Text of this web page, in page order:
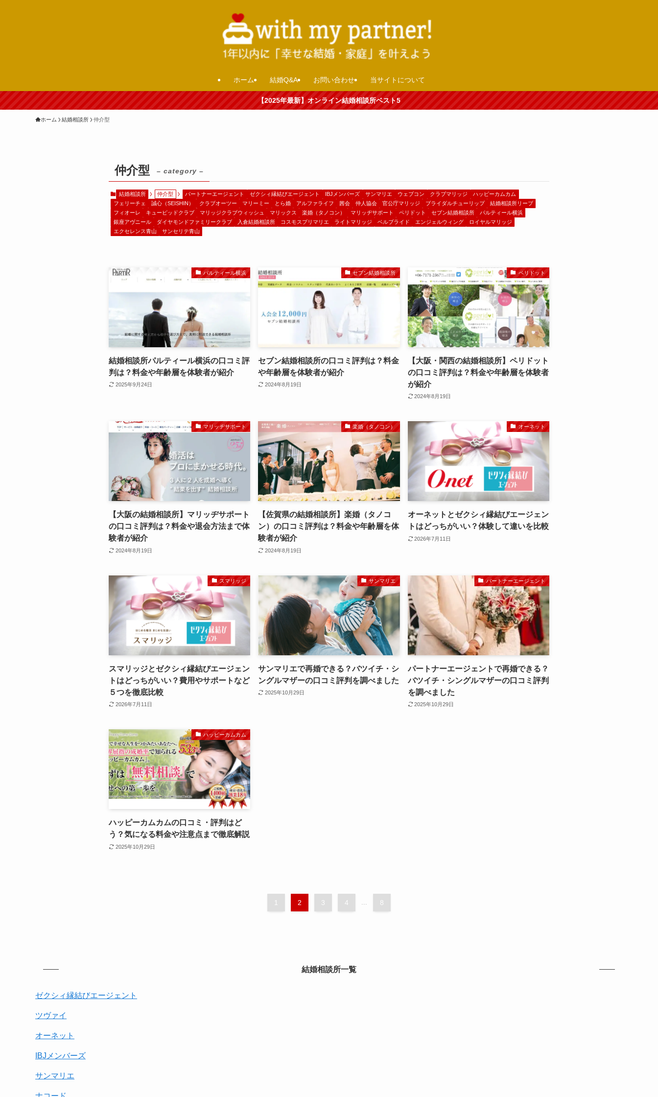
ホーム 結婚Q&A お問い合わせ 当サイトについて
【2025年最新】オンライン結婚相談所ベスト5
ホーム 結婚相談所 仲介型
仲介型 – category –
結婚相談所 仲介型 パートナーエージェント ゼクシィ縁結びエージェント IBJメンバーズ サンマリエ ウェブコン クラブマリッジ
ハッピーカムカム
フェリーチェ
誠心（SEISHIN） クラブオーツー マリーミー とら婚 アルファライフ 茜会 仲人協会 官公庁マリッジ ブライダルチューリップ
結婚相談所リーブ
フィオーレ
キューピッドクラブ マリッジクラブウィッシュ マリックス 楽婚（タノコン） マリッヂサポート ペリドット セブン結婚相談所
パルティール横浜
銀座アヴニール
ダイヤモンドファミリークラブ 入倉結婚相談所 コスモスプリマリエ ライトマリッジ ベルブライド エンジェルウィング
ロイヤルマリッジ
エクセレンス青山
サンセリテ青山
パルティール横浜
結婚相談所パルティール横浜の口コミ評
判は？料金や年齢層を体験者が紹介
2025年9月24日
セブン結婚相談所
セブン結婚相談所の口コミ評判は？料金
や年齢層を体験者が紹介
2024年8月19日
ペリドット
【大阪・関西の結婚相談所】ペリドット
の口コミ評判は？料金や年齢層を体験者
が紹介
2024年8月19日
マリッヂサポート
【大阪の結婚相談所】マリッヂサポート
の口コミ評判は？料金や退会方法まで体
験者が紹介
2024年8月19日
楽婚（タノコン）
【佐賀県の結婚相談所】楽婚（タノコ
ン）の口コミ評判は？料金や年齢層を体
験者が紹介
2024年8月19日
オーネット
オーネットとゼクシィ縁結びエージェン
トはどっちがいい？体験して違いを比較
2026年7月11日
スマリッジ
スマリッジとゼクシィ縁結びエージェン
トはどっちがいい？費用やサポートなど
５つを徹底比較
2026年7月11日
サンマリエ
サンマリエで再婚できる？バツイチ・シ
ングルマザーの口コミ評判を調べました
2025年10月29日
パートナーエージェント
パートナーエージェントで再婚できる？
バツイチ・シングルマザーの口コミ評判
を調べました
2025年10月29日
ハッピーカムカム
ハッピーカムカムの口コミ・評判はど
う？気になる料金や注意点まで徹底解説
2025年10月29日
1 2 3 4 8
結婚相談所一覧
ゼクシィ縁結びエージェント
ツヴァイ
オーネット
IBJメンバーズ
サンマリエ